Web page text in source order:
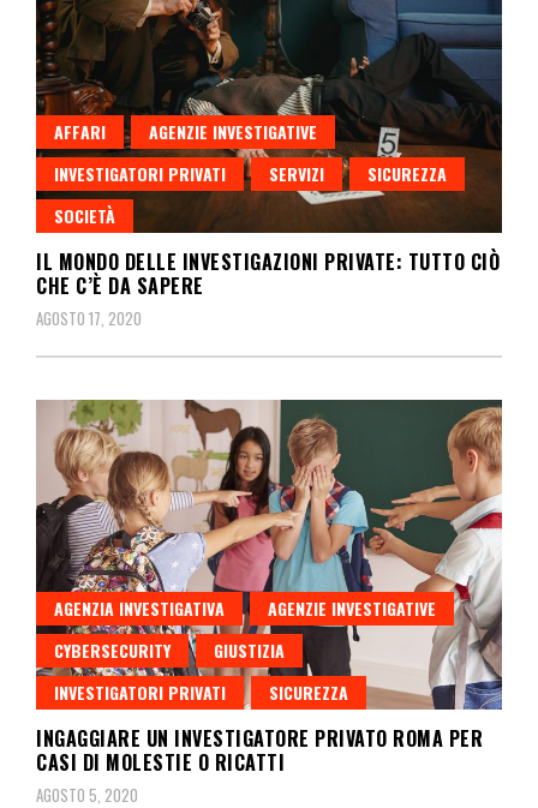
AFFARI
AGENZIE INVESTIGATIVE
INVESTIGATORI PRIVATI
SERVIZI
SICUREZZA
SOCIETÀ
IL MONDO DELLE INVESTIGAZIONI PRIVATE: TUTTO CIÒ
CHE C’È DA SAPERE
AGOSTO 17, 2020
AGENZIA INVESTIGATIVA
AGENZIE INVESTIGATIVE
CYBERSECURITY
GIUSTIZIA
INVESTIGATORI PRIVATI
SICUREZZA
INGAGGIARE UN INVESTIGATORE PRIVATO ROMA PER
CASI DI MOLESTIE O RICATTI
AGOSTO 5, 2020